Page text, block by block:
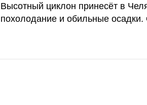
Высотный циклон принесёт в
похолодание и обильные осадки.